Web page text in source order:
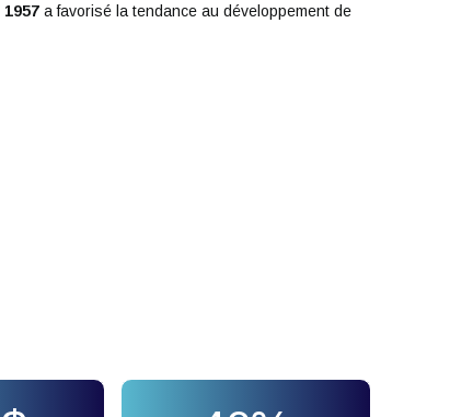
a favorisé la tendance au développement de